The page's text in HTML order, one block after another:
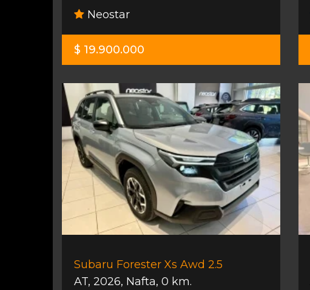
Neostar
$ 19.900.000
Subaru Forester Xs Awd 2.5
AT, 2026, Nafta, 0 km.